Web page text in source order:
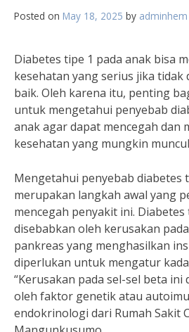
Posted on May 18, 2025 by adminhem
Diabetes tipe 1 pada anak bisa
kesehatan yang serius jika tidak
baik. Oleh karena itu, penting
untuk mengetahui penyebab
anak agar dapat mencegah dan
kesehatan yang mungkin
Mengetahui penyebab diabetes
merupakan langkah awal yang
mencegah penyakit ini.
disebabkan oleh kerusakan
pankreas yang menghasilkan
diperlukan untuk mengatur
“Kerusakan pada sel-sel beta ini
oleh faktor genetik atau
endokrinologi dari Rumah Sakit